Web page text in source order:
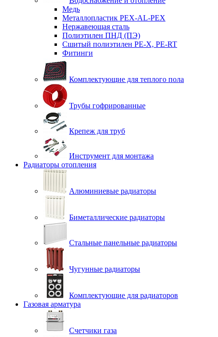
Медь
Металлопластик PEX-AL-PEX
Нержавеющая сталь
Полиэтилен ПНД (ПЭ)
Сшитый полиэтилен PE-X, PE-RT
Фитинги
Комплектующие для теплого пола
Трубы гофрированные
Крепеж для труб
Инструмент для монтажа
Радиаторы отопления
Алюминиевые радиаторы
Биметаллические радиаторы
Стальные панельные радиаторы
Чугунные радиаторы
Комплектующие для радиаторов
Газовая арматура
Счетчики газа